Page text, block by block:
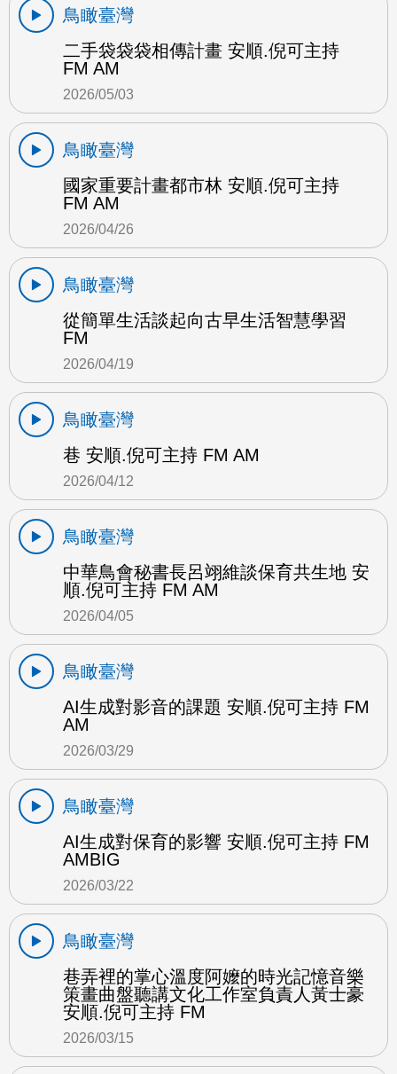
鳥瞰臺灣
二手袋袋袋相傳計畫 安順.倪可主持
FM AM
2026/05/03
鳥瞰臺灣
國家重要計畫都市林 安順.倪可主持
FM AM
2026/04/26
鳥瞰臺灣
從簡單生活談起向古早生活智慧學習
FM
2026/04/19
鳥瞰臺灣
巷 安順.倪可主持 FM AM
2026/04/12
鳥瞰臺灣
中華鳥會秘書長呂翊維談保育共生地 安
順.倪可主持 FM AM
2026/04/05
鳥瞰臺灣
AI生成對影音的課題 安順.倪可主持 FM
AM
2026/03/29
鳥瞰臺灣
AI生成對保育的影響 安順.倪可主持 FM
AMBIG
2026/03/22
鳥瞰臺灣
巷弄裡的掌心溫度阿嬤的時光記憶音樂
策畫曲盤聽講文化工作室負責人黃士豪
安順.倪可主持 FM
2026/03/15